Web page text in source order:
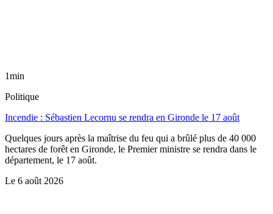
1min
Politique
Incendie : Sébastien Lecornu se rendra en Gironde le 17 août
Quelques jours après la maîtrise du feu qui a brûlé plus de 40 000
hectares de forêt en Gironde, le Premier ministre se rendra dans le
département, le 17 août.
Le 6 août 2026